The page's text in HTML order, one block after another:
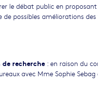
le débat public en
possibles améliorations
recherche : en raison du
avec Mme Sophie Sebag